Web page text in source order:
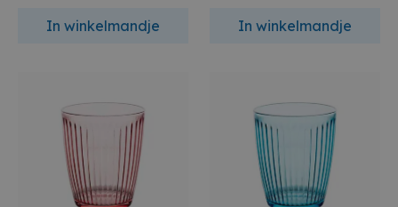
In winkelmandje In winkelmandje